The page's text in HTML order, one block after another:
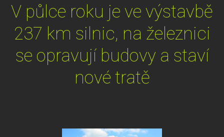
V půlce roku je ve výstavbě
237 km silnic, na železnici
se opravují budovy a staví
nové tratě